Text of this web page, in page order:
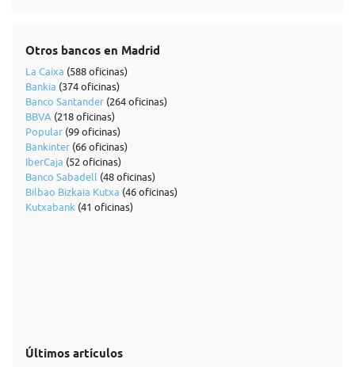
Otros bancos en Madrid
La Caixa (588 oficinas)
Bankia (374 oficinas)
Banco Santander (264 oficinas)
BBVA (218 oficinas)
Popular (99 oficinas)
Bankinter (66 oficinas)
IberCaja (52 oficinas)
Banco Sabadell (48 oficinas)
Bilbao Bizkaia Kutxa (46 oficinas)
Kutxabank (41 oficinas)
Últimos artículos